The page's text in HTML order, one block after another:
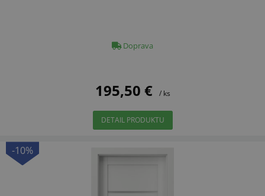
Doprava
195,50 € / ks
DETAIL PRODUKTU
-10%